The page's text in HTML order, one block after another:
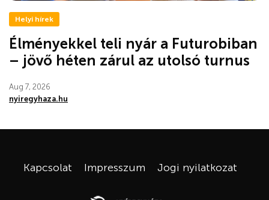
Helyi hírek
Élményekkel teli nyár a Futurobiban
– jövő héten zárul az utolsó turnus
Aug 7, 2026
nyiregyhaza.hu
Kapcsolat Impresszum Jogi nyilatkozat